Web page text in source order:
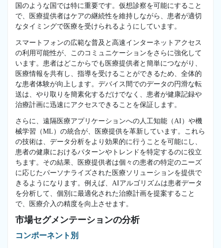
国のような国では特に重要です。仮想診察を可能にすること
で、医療提供者はケアの継続性を維持しながら、患者が適切
なタイミングで医療を受けられるようにしています。
スマートフォンの広範な普及と高速インターネットアクセス
の利用可能性が、このコミュニケーションをさらに強化して
います。患者はどこからでも医療提供者と簡単につながり、
医療情報を共有し、指導を受けることができるため、全体的
な患者体験が向上します。デバイス間でのデータの円滑な転
送は、やり取りを簡素化するだけでなく、患者が健康記録や
治療計画に迅速にアクセスできることを保証します。
さらに、遠隔医療アプリケーションへの人工知能（AI）や機
械学習（ML）の統合が、医療提供を革新しています。これら
の技術は、データ分析をより効果的に行うことを可能にし、
患者の健康におけるパターンやトレンドを特定するのに役立
ちます。その結果、医療提供者は個々の患者の特定のニーズ
に応じたパーソナライズされた医療ソリューションを提供で
きるようになります。例えば、AIアルゴリズムは患者データ
を分析して、個別に最適化された治療計画を提案すること
で、医療介入の精度を向上させます。
市場セグメンテーションの分析
コンポーネント別